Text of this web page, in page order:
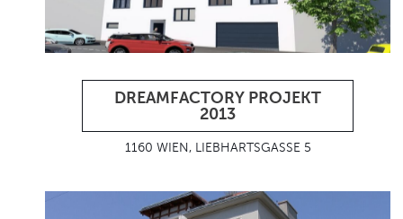
DREAMFACTORY PROJEKT
2013
1160 WIEN, LIEBHARTSGASSE 5